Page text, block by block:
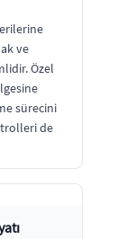
ve
Özel
sürecini
de